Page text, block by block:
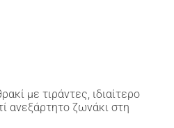
με τιράντες, ιδιαίτερο
ανεξάρτητο ζωνάκι στη